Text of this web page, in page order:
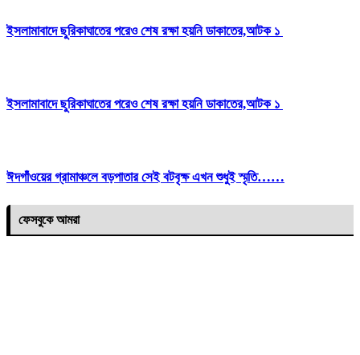
ইসলামাবাদে ছুরিকাঘাতের পরেও শেষ রক্ষা হয়নি ডাকাতের,আটক ১
ইসলামাবাদে ছুরিকাঘাতের পরেও শেষ রক্ষা হয়নি ডাকাতের,আটক ১
ঈদগাঁওয়ের গ্রামাঞ্চলে বড়পাতার সেই বটবৃক্ষ এখন শুধুই স্মৃতি……
ফেসবুকে আমরা